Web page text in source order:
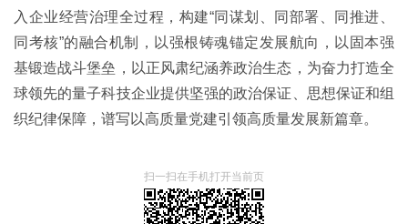
入企业经营治理全过程，构建“同谋划、同部署、同推进、
同考核”的融合机制，以强根铸魂锚定发展航向，以固本强
基锻造战斗堡垒，以正风肃纪涵养政治生态，为奋力打造全
球领先的量子科技企业提供坚强的政治保证、思想保证和组
织纪律保障，谱写以高质量党建引领高质量发展新篇章。
扫一扫在手机打开当前页